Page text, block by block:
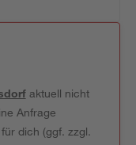
aktuell nicht
Anfrage
dich (ggf. zzgl.